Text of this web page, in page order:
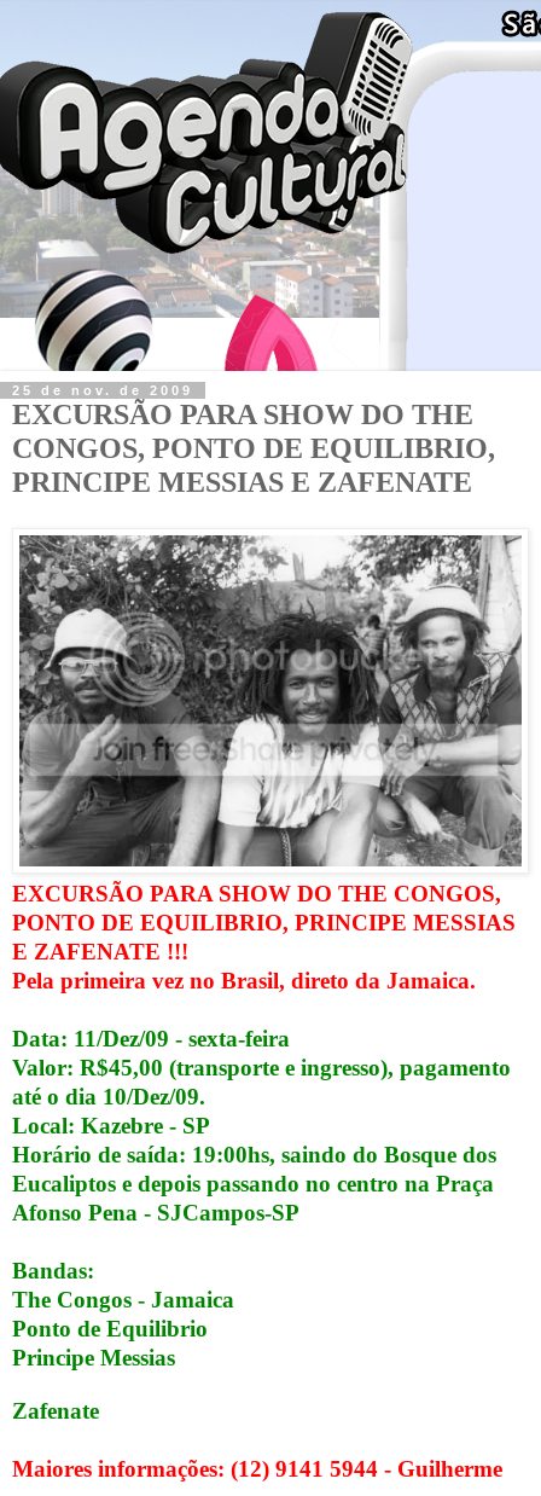
25 de nov. de 2009
EXCURSÃO PARA SHOW DO THE
CONGOS, PONTO DE EQUILIBRIO,
PRINCIPE MESSIAS E ZAFENATE
EXCURSÃO PARA SHOW DO THE CONGOS,
PONTO DE EQUILIBRIO, PRINCIPE MESSIAS
E ZAFENATE !!!
Pela primeira vez no Brasil, direto da Jamaica.
Data: 11/Dez/09 - sexta-feira
Valor: R$45,00 (transporte e ingresso), pagamento
até o dia 10/Dez/09.
Local: Kazebre - SP
Horário de saída: 19:00hs, saindo do Bosque dos
Eucaliptos e depois passando no centro na Praça
Afonso Pena - SJCampos-SP
Bandas:
The Congos - Jamaica
Ponto de Equilibrio
Principe Messias
Zafenate
Maiores informações: (12) 9141 5944 - Guilherme